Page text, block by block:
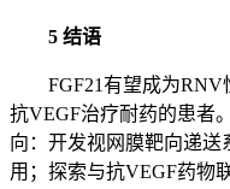
5 结语
FGF21有望成为
抗VEGF治疗耐药的患者
向：开发视网膜靶向递
用；探索与抗VEGF药物